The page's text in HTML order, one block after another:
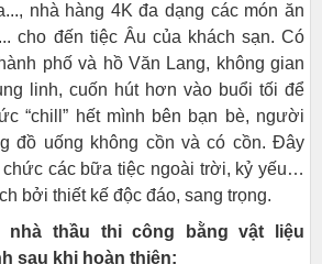
nhà hàng 4K đa dạng các món ăn
cho đến tiệc Âu của khách sạn. Có
phố và hồ Văn Lang, không gian
linh, cuốn hút hơn vào buổi tối để
“chill” hết mình bên bạn bè, người
đồ uống không cồn và có cồn. Đây
các bữa tiệc ngoài trời, kỷ yếu…
bởi thiết kế độc đáo, sang trọng.
nhà thầu thi công bằng vật liệu
sau khi hoàn thiện: